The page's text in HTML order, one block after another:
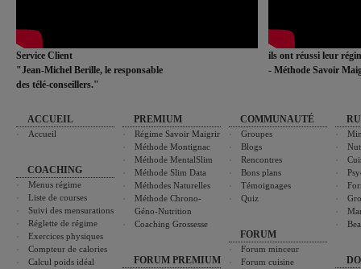
Service Client
"Jean-Michel Berille, le responsable
des télé-conseillers."
ils ont réussi leur
- Méthode Savoir
ACCUEIL
Accueil
COACHING
Menus régime
Liste de courses
Suivi des mensurations
Réglette de régime
Exercices physiques
Compteur de calories
Calcul poids idéal
PREMIUM
Régime Savoir Maigrir
Méthode Montignac
Méthode MentalSlim
Méthode Slim Data
Méthodes Naturelles
Méthode Chrono-
Géno-Nutrition
Coaching Grossesse
FORUM PREMIUM
COMMUNAUTÉ
Groupes
Blogs
Rencontres
Bons plans
Témoignages
Quiz
FORUM
Forum minceur
Forum cuisine